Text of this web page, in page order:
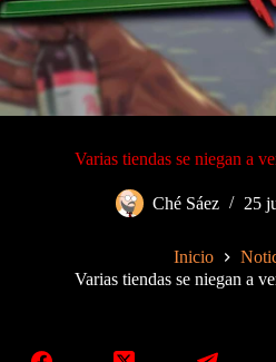
Varias tiendas se niegan a
Ché Sáez 25
Inicio
Varias tiendas se niegan a